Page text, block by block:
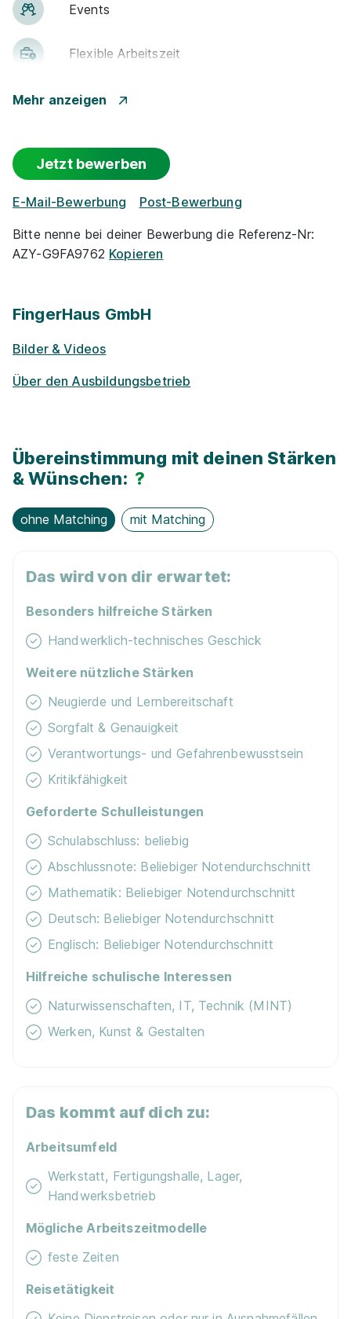
Events
Flexible Arbeitszeit
Rabatte
Frei­zeit­an­ge­bo­te
Barriere­frei­heit
Vermögens­wirksame Leistungen
Projekt­kooper­ationen mit Unternehmen
Nachhaltigkeit / Umweltschutz
Kostenloses WLAN
Kantine
Woh­nungs-Un­ter­stüt­zung
Lern­mit­tel­zu­schuss
Fi­nan­zi­el­le Son­der­leis­tun­gen
Mehr anzeigen
Jetzt bewerben
E-Mail-Bewerbung Post-Bewerbung
Bitte nenne bei deiner Bewerbung die Referenz-Nr:
AZY-G9FA9762 Kopieren
FingerHaus GmbH
Bilder & Videos
Über den Ausbildungsbetrieb
Übereinstimmung mit deinen Stärken
& Wünschen: ?
ohne Matching mit Matching
Das wird von dir erwartet:
Besonders hilfreiche Stärken
Handwerklich-technisches Geschick
Weitere nützliche Stärken
Neugierde und Lernbereitschaft
Sorgfalt & Genauigkeit
Verantwortungs- und Gefahrenbewusstsein
Kritikfähigkeit
Geforderte Schulleistungen
Schulabschluss: beliebig
Abschlussnote: Beliebiger Notendurchschnitt
Mathematik: Beliebiger Notendurchschnitt
Deutsch: Beliebiger Notendurchschnitt
Englisch: Beliebiger Notendurchschnitt
Hilfreiche schulische Interessen
Naturwissenschaften, IT, Technik (MINT)
Werken, Kunst & Gestalten
Das kommt auf dich zu:
Arbeitsumfeld
Werkstatt, Fertigungshalle, Lager,
Handwerksbetrieb
Mögliche Arbeitszeitmodelle
feste Zeiten
Reisetätigkeit